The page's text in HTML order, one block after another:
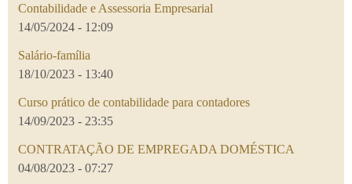
Contabilidade e Assessoria Empresarial
14/05/2024 - 12:09
Salário-família
18/10/2023 - 13:40
Curso prático de contabilidade para contadores
14/09/2023 - 23:35
CONTRATAÇÃO DE EMPREGADA DOMÉSTICA
04/08/2023 - 07:27